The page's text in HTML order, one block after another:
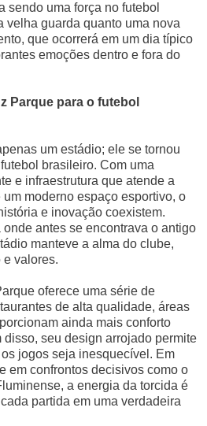
sendo uma força no futebol
velha guarda quanto uma nova
que ocorrerá em um dia típico
emoções dentro e fora do
Parque para o futebol
um estádio; ele se tornou
brasileiro. Com uma
e infraestrutura que atende a
moderno espaço esportivo, o
e inovação coexistem.
antes se encontrava o antigo
manteve a alma do clube,
e valores.
oferece uma série de
de alta qualidade, áreas
ainda mais conforto
disso, seu design arrojado permite
jogos seja inesquecível. Em
em confrontos decisivos como o
a energia da torcida é
partida em uma verdadeira